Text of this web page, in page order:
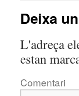
Deixa
L'adreça
estan
Comentari